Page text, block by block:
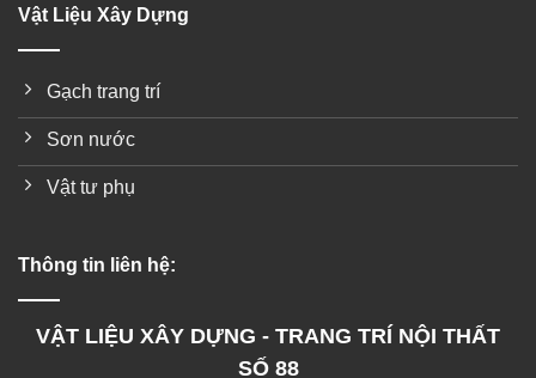
Vật Liệu Xây Dựng
Gạch trang trí
Sơn nước
Vật tư phụ
Thông tin liên hệ:
VẬT LIỆU XÂY DỰNG - TRANG TRÍ NỘI THẤT
SỐ 88